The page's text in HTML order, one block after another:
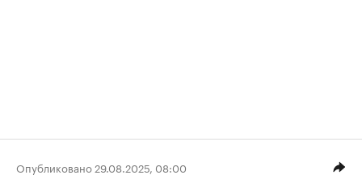
Опубликовано 29.08.2025, 08:00